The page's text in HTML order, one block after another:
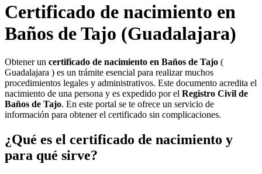
Certificado de nacimiento en
Baños de Tajo (Guadalajara)
Obtener un certificado de nacimiento en Baños de Tajo (
Guadalajara ) es un trámite esencial para realizar muchos
procedimientos legales y administrativos. Este documento acredita el
nacimiento de una persona y es expedido por el Registro Civil de
Baños de Tajo. En este portal se te ofrece un servicio de
información para obtener el certificado sin complicaciones.
¿Qué es el certificado de nacimiento y
para qué sirve?